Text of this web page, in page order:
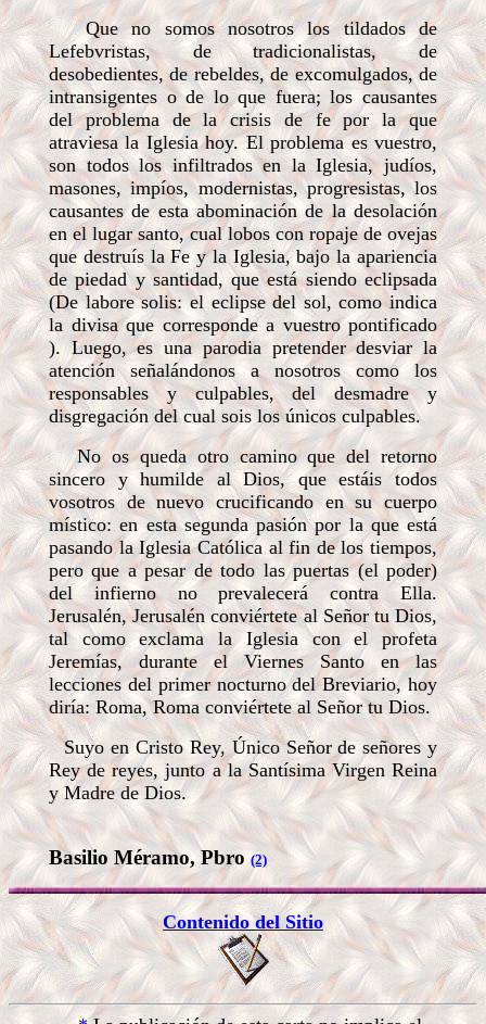
Que no somos nosotros los tildados de
Lefebvristas, de tradicionalistas, de
desobedientes, de rebeldes, de excomulgados, de
intransigentes o de lo que fuera; los causantes
del problema de la crisis de fe por la que
atraviesa la Iglesia hoy. El problema es vuestro,
son todos los infiltrados en la Iglesia, judíos,
masones, impíos, modernistas, progresistas, los
causantes de esta abominación de la desolación
en el lugar santo, cual lobos con ropaje de ovejas
que destruís la Fe y la Iglesia, bajo la apariencia
de piedad y santidad, que está siendo eclipsada
(De labore solis: el eclipse del sol, como indica
la divisa que corresponde a vuestro pontificado
). Luego, es una parodia pretender desviar la
atención señalándonos a nosotros como los
responsables y culpables, del desmadre y
disgregación del cual sois los únicos culpables.
No os queda otro camino que del retorno
sincero y humilde al Dios, que estáis todos
vosotros de nuevo crucificando en su cuerpo
místico: en esta segunda pasión por la que está
pasando la Iglesia Católica al fin de los tiempos,
pero que a pesar de todo las puertas (el poder)
del infierno no prevalecerá contra Ella.
Jerusalén, Jerusalén conviértete al Señor tu Dios,
tal como exclama la Iglesia con el profeta
Jeremías, durante el Viernes Santo en las
lecciones del primer nocturno del Breviario, hoy
diría: Roma, Roma conviértete al Señor tu Dios.
Suyo en Cristo Rey, Único Señor de señores y
Rey de reyes, junto a la Santísima Virgen Reina
y Madre de Dios.
Basilio Méramo, Pbro (2)
Contenido del Sitio